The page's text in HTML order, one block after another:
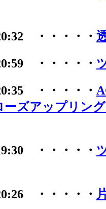
・・・・・
・・・・・
・・・・・
ーズアップリン
・・・・・
・・・・・